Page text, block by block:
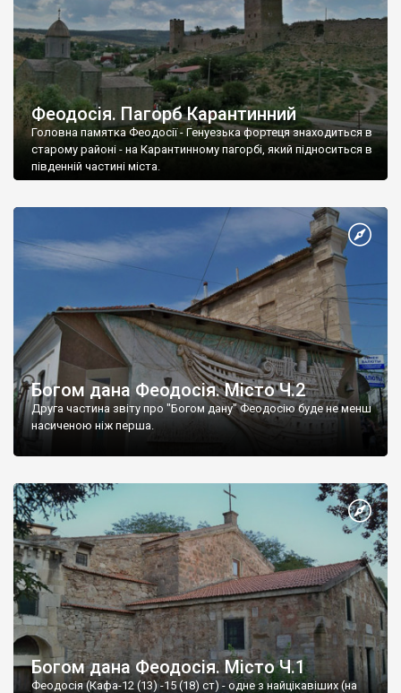
Феодосія. Пагорб Карантинний
Головна памятка Феодосії - Генуезька фортеця знаходиться в
старому районі - на Карантинному пагорбі, який підноситься в
південній частині міста.
Богом дана Феодосія. Місто Ч.2
Друга частина звіту про "Богом дану" Феодосію буде не менш
насиченою ніж перша.
Богом дана Феодосія. Місто Ч.1
Феодосія (Кафа-12 (13) -15 (18) ст) - одне з найцікавіших (на